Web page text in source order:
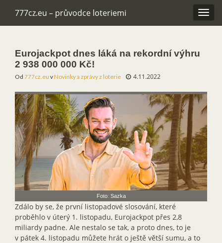
777cz.eu – průvodce loteriemi
Eurojackpot dnes láká na rekordní výhru
2 938 000 000 Kč!
Od 777cz.eu vNovinky a zprávy z loterie 4.11.2022
Foto: Sazka
Zdálo by se, že první listopadové slosování, které
proběhlo v úterý 1. listopadu, Eurojackpot přes 2,8
miliardy padne. Ale nestalo se tak, a proto dnes, to je
v pátek 4. listopadu můžete hrát o ještě větší sumu, a to